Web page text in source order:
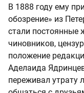
В 1888 году ему
обозрение» из
стали постоянные
чиновников,
положение
Аделаида
переживал утрату